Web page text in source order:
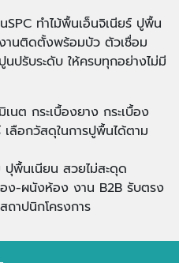
ทำไม้พื้นเอ็นจิเนียร์ ปูพื้น
านติดตั้งพร้อมบัว ตัวเชื่อม
ปรับระดับ ให้ครบทุกอย่างไม่มี
ต กระเบื้องยาง กระเบื้อง
เลือกวัสดุในการปูพื้นได้ตาม
พื้นเนียน สวยไม่สะดุด
ง-ผนังห้อง งาน B2B รับตรง
ถาปนิกโครงการ